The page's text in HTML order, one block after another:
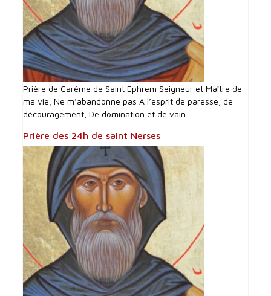
Prière de Carême de Saint Ephrem Seigneur et Maître de
ma vie, Ne m’abandonne pas A l’esprit de paresse, de
découragement, De domination et de vain...
Prière des 24h de saint Nerses